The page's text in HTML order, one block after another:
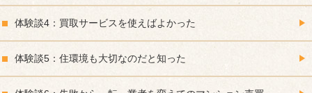
体験談4：買取サービスを使えばよかった
体験談5：住環境も大切なのだと知った